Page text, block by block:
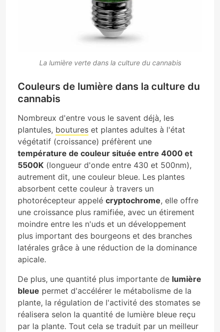
La lumière verte dans la culture du cannabis
Couleurs de lumière dans la culture du
cannabis
Nombreux d'entre vous le savent déjà, les
plantules, boutures et plantes adultes à l'état
végétatif (croissance) préfèrent une
température de couleur située entre 4000 et
5500K (longueur d'onde entre 430 et 500nm),
autrement dit, une couleur bleue. Les plantes
absorbent cette couleur à travers un
photorécepteur appelé cryptochrome, elle offre
une croissance plus ramifiée, avec un étirement
moindre entre les n'uds et un développement
plus important des bourgeons et des branches
latérales grâce à une réduction de la dominance
apicale.
De plus, une quantité plus importante de lumière
bleue permet d'accélérer le métabolisme de la
plante, la régulation de l'activité des stomates se
réalisera selon la quantité de lumière bleue reçu
par la plante. Tout cela se traduit par un meilleur